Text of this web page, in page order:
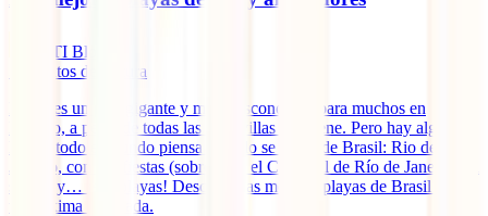
IATI Blog
minutos de lectura
Brasil es un país gigante y muy desconocido para muchos en
México, a pesar de todas las maravillas que tiene. Pero hay algo en
lo que todo el mundo piensa cuando se habla de Brasil: Rio de
Janeiro, con sus fiestas (sobre todo el Carnaval de Río de Janeiro), la
samba y… ¡sus playas! Descubre las mejores playas de Brasil para
tu próxima escapada.